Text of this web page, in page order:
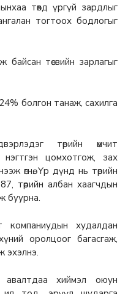
төвд үргүй зардлыг
тогтоох бодлогыг
төсвийн зарлагыг
болгон танаж, сахилга
төрийн өмчит
цомхотгож, зах
нээж өгнө. Үр дүнд нь төрийн
төрийн албан хаагчдын
буурна.
компаниудын худалдан
оролцоог багасгаж,
эхэлнэ.
хиймэл оюун